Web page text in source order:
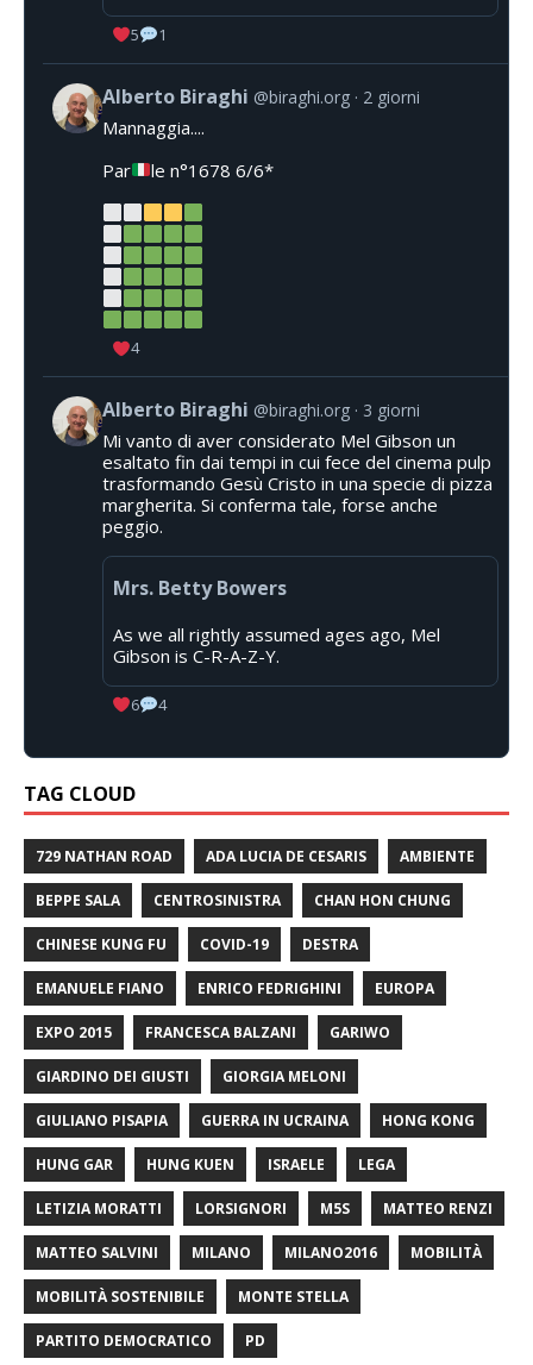
5 1
Alberto Biraghi @biraghi.org 2 giorni
Mannaggia....
Par
le n°1678 6/6*
4
Alberto Biraghi @biraghi.org 3 giorni
Mi vanto di aver considerato Mel Gibson un
esaltato fin dai tempi in cui fece del cinema pulp
trasformando Gesù Cristo in una specie di pizza
margherita. Si conferma tale, forse anche
peggio.
Mrs. Betty Bowers
As we all rightly assumed ages ago, Mel
Gibson is C-R-A-Z-Y.
6 4
TAG CLOUD
729 NATHAN ROAD ADA LUCIA DE CESARIS AMBIENTE
BEPPE SALA CENTROSINISTRA CHAN HON CHUNG
CHINESE KUNG FU COVID-19 DESTRA
EMANUELE FIANO ENRICO FEDRIGHINI EUROPA
EXPO 2015 FRANCESCA BALZANI GARIWO
GIARDINO DEI GIUSTI GIORGIA MELONI
GIULIANO PISAPIA GUERRA IN UCRAINA HONG KONG
HUNG GAR HUNG KUEN ISRAELE LEGA
LETIZIA MORATTI LORSIGNORI M5S MATTEO RENZI
MATTEO SALVINI MILANO MILANO2016 MOBILITÀ
MOBILITÀ SOSTENIBILE MONTE STELLA
PARTITO DEMOCRATICO PD